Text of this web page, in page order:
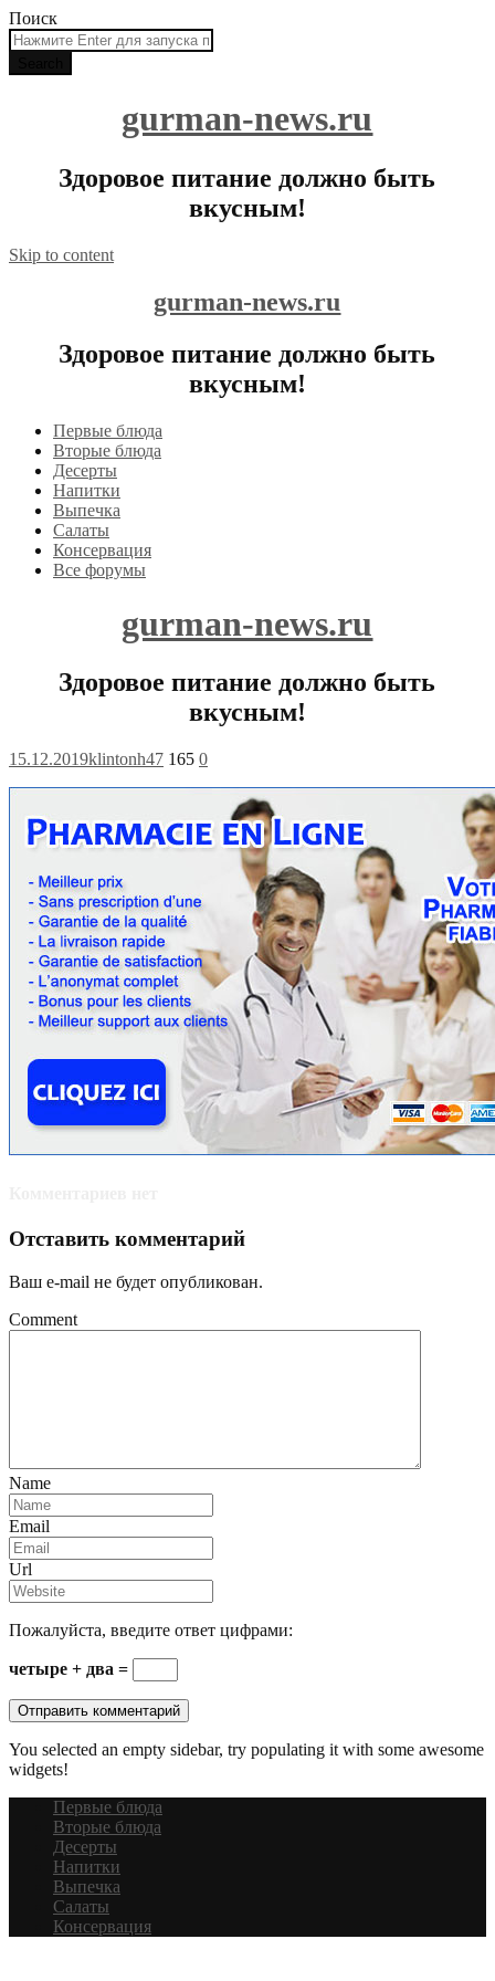
Поиск
gurman-news.ru
Здоровое питание должно быть
вкусным!
Skip to content
gurman-news.ru
Здоровое питание должно быть
вкусным!
Первые блюда
Вторые блюда
Десерты
Напитки
Выпечка
Салаты
Консервация
Все форумы
gurman-news.ru
Здоровое питание должно быть
вкусным!
15.12.2019klintonh47 165 0
Отставить комментарий
Ваш e-mail не будет опубликован.
Comment
Name
Email
Url
Пожалуйста, введите ответ цифрами:
четыре + два =
You selected an empty sidebar, try populating it with some awesome
widgets!
Первые блюда
Вторые блюда
Десерты
Напитки
Выпечка
Салаты
Консервация